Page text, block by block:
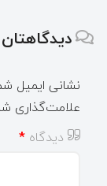
نشانی ایمیل
علامت‌گذاری
دیدگاه *